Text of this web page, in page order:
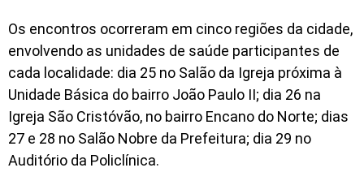
Os encontros ocorreram em cinco regiões da cidade,
envolvendo as unidades de saúde participantes de
cada localidade: dia 25 no Salão da Igreja próxima à
Unidade Básica do bairro João Paulo II; dia 26 na
Igreja São Cristóvão, no bairro Encano do Norte; dias
27 e 28 no Salão Nobre da Prefeitura; dia 29 no
Auditório da Policlínica.